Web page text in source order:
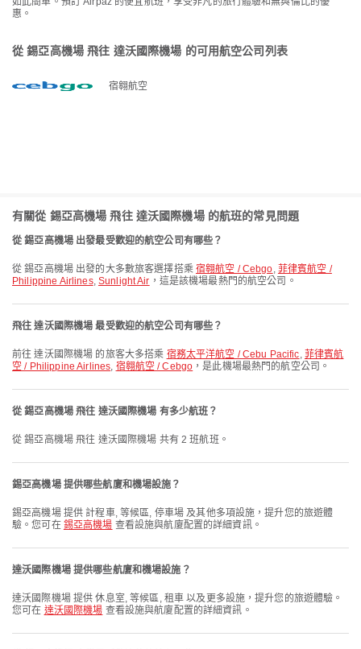
惠。
從 錫亞高機場 飛往 達沃國際機場 的可用航空公司列表
宿翱航空
有關從 錫亞高機場 飛往 達沃國際機場 的航班的常見問題
從 錫亞高機場 出發最受歡迎的航空公司有哪些？
從 錫亞高機場 出發的大多數旅客選擇搭乘 宿翱航空 / Cebgo, 菲律賓航空 /
Philippine Airlines, Sunlight Air ，這是該機場最熱門的航空公司。
飛往 達沃國際機場 最受歡迎的航空公司有哪些？
前往 達沃國際機場 的旅客大多搭乘 宿務太平洋航空 / Cebu Pacific, 菲律賓航
空 / Philippine Airlines, 宿翱航空 / Cebgo ，是此機場最熱門的航空公司。
從 錫亞高機場 飛往 達沃國際機場 有多少航班？
從 錫亞高機場 飛往 達沃國際機場 共有 2 班航班。
錫亞高機場 提供哪些航廈和機場設施？
錫亞高機場 提供 計程車, 等候區, 停車場 及其他多項設施，提升您的旅遊體
驗。您可在 錫亞高機場 查看設施與航廈配置的詳細資訊。
達沃國際機場 提供哪些航廈和機場設施？
達沃國際機場 提供 休息室, 等候區, 租車 以及更多設施，提升您的旅遊體驗。
您可在 達沃國際機場 查看設施與航廈配置的詳細資訊。